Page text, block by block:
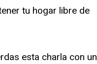
tu hogar libre de
esta charla con un